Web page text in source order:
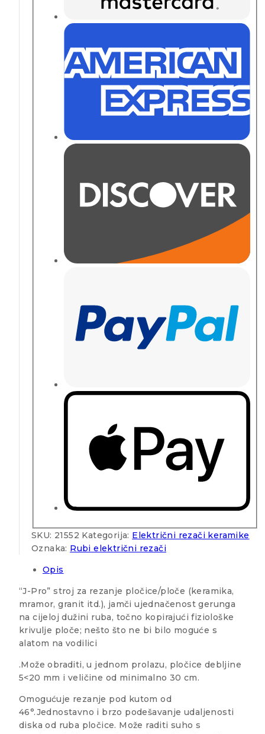
SKU: 21552 Kategorija: Električni rezači keramike
Oznaka: Rubi električni rezači
Opis
“J-Pro” stroj za rezanje pločice/ploče (keramika,
mramor, granit itd.), jamči ujednačenost gerunga
na cijeloj dužini ruba, točno kopirajući fiziološke
krivulje ploče; nešto što ne bi bilo moguće s
alatom na vodilici
.Može obraditi, u jednom prolazu, pločice debljine
5<20 mm i veličine od minimalno 30 cm.
Omogućuje rezanje pod kutom od
46°.Jednostavno i brzo podešavanje udaljenosti
diska od ruba pločice. Može raditi suho s